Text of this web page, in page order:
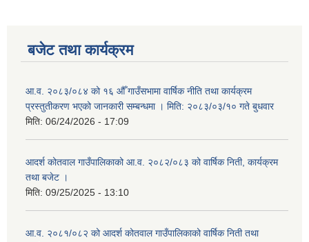
बजेट तथा कार्यक्रम
आ.व. २०८३/०८४ को १६ औँ गाउँसभामा वार्षिक नीति तथा कार्यक्रम
प्रस्तुतीकरण भएको जानकारी सम्बन्धमा । मिति: २०८३/०३/१० गते बुधवार
मिति: 06/24/2026 - 17:09
आदर्श कोतवाल गाउँपालिकाको आ.व. २०८२/०८३ को वार्षिक निती, कार्यक्रम
तथा बजेट ।
मिति: 09/25/2025 - 13:10
आ.व. २०८१/०८२ को आदर्श कोतवाल गाउँपालिकाको वार्षिक निती तथा